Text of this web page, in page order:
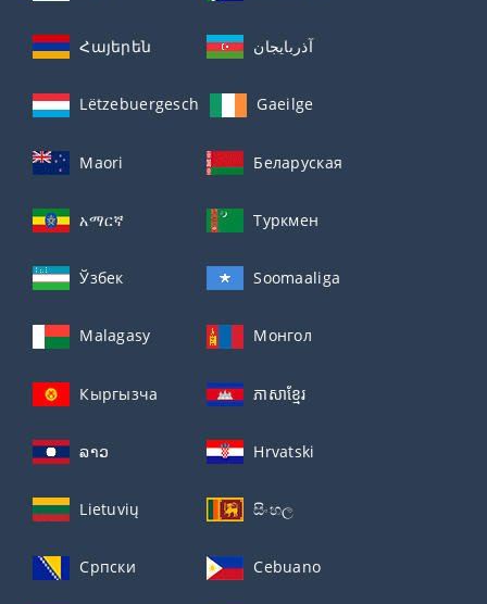
Հայերեն آذربايجان
Lëtzebuergesch Gaeilge
Maori Беларуская
አማርኛ Туркмен
Ўзбек Soomaaliga
Malagasy Монгол
Кыргызча ភាសាខ្មែរ
ລາວ Hrvatski
Lietuvių සිංහල
Српски Cebuano